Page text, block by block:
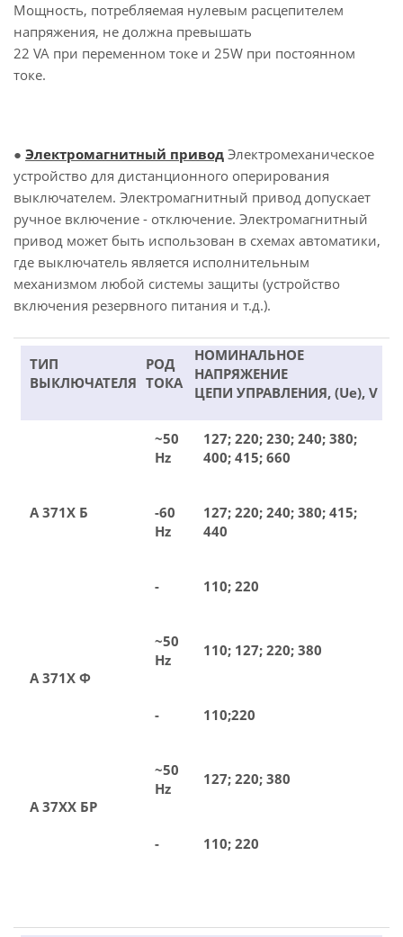
Мощность, потребляемая нулевым расцепителем
напряжения, не должна превышать
22 VA при переменном токе и 25W при постоянном
токе.
● Электромагнитный привод Электромеханическое
устройство для дистанционного оперирования
выключателем. Электромагнитный привод допускает
ручное включение - отключение. Электромагнитный
привод может быть использован в схемах автоматики,
где выключатель является исполнительным
механизмом любой системы защиты (устройство
включения резервного питания и т.д.).
ТИП
ВЫКЛЮЧАТЕЛЯ
РОД
ТОКА
НОМИНАЛЬНОЕ
НАПРЯЖЕНИЕ
ЦЕПИ УПРАВЛЕНИЯ, (Ue), V
А 371Х Б
~50
Hz
127; 220; 230; 240; 380;
400; 415; 660
-60
Hz
127; 220; 240; 380; 415;
440
- 110; 220
А 371Х Ф
~50
Hz
110; 127; 220; 380
- 110;220
А 37ХХ БР
~50
Hz
127; 220; 380
- 110; 220